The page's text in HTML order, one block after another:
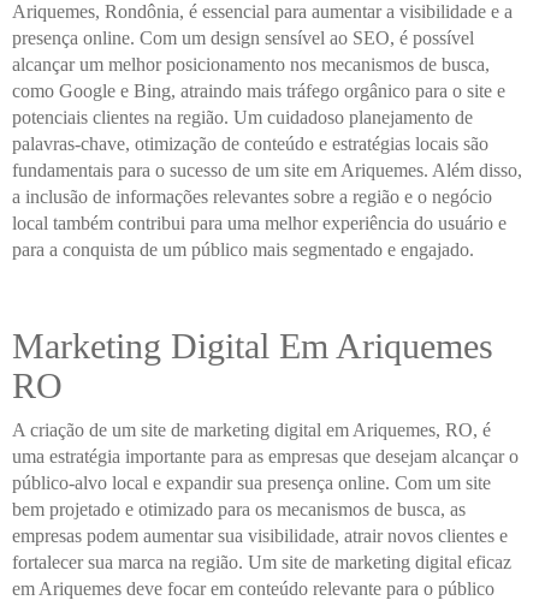
Ariquemes, Rondônia, é essencial para aumentar a visibilidade e a
presença online. Com um design sensível ao SEO, é possível
alcançar um melhor posicionamento nos mecanismos de busca,
como Google e Bing, atraindo mais tráfego orgânico para o site e
potenciais clientes na região. Um cuidadoso planejamento de
palavras-chave, otimização de conteúdo e estratégias locais são
fundamentais para o sucesso de um site em Ariquemes. Além disso,
a inclusão de informações relevantes sobre a região e o negócio
local também contribui para uma melhor experiência do usuário e
para a conquista de um público mais segmentado e engajado.
Marketing Digital Em Ariquemes
RO
A criação de um site de marketing digital em Ariquemes, RO, é
uma estratégia importante para as empresas que desejam alcançar o
público-alvo local e expandir sua presença online. Com um site
bem projetado e otimizado para os mecanismos de busca, as
empresas podem aumentar sua visibilidade, atrair novos clientes e
fortalecer sua marca na região. Um site de marketing digital eficaz
em Ariquemes deve focar em conteúdo relevante para o público